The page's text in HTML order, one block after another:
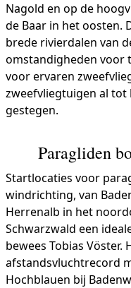
Nagold en op de
de Baar in het oosten.
brede rivierdalen van
omstandigheden voor
voor ervaren
zweefvliegtuigen al tot
gestegen.
Paragliden
Startlocaties voor
windrichting, van
Herrenalb in het
Schwarzwald een
bewees Tobias Vöster.
afstandsvluchtrecord
Hochblauen bij